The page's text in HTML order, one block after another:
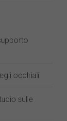
occhiali
sulle